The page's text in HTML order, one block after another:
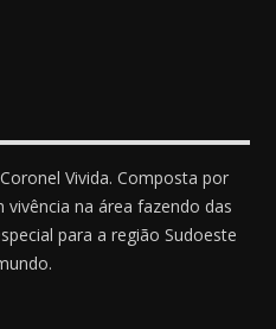
Vivida. Composta por
na área fazendo das
para a região Sudoeste